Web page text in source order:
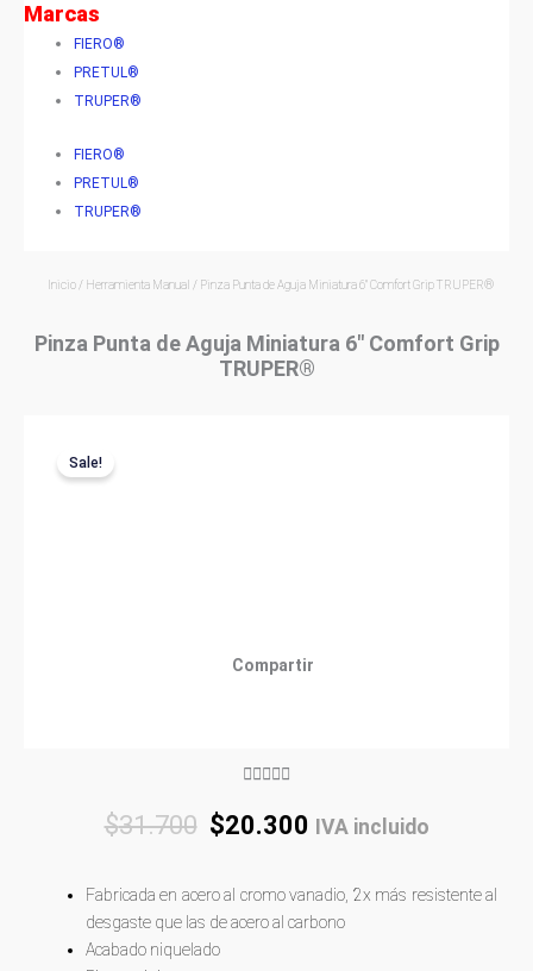
Marcas
FIERO®
PRETUL®
TRUPER®
FIERO®
PRETUL®
TRUPER®
Inicio / Herramienta Manual / Pinza Punta de Aguja Miniatura 6″ Comfort Grip TRUPER®
Pinza Punta de Aguja Miniatura 6″ Comfort Grip
TRUPER®
Sale!
Compartir

out
$31.700 Original
$31.700.
$20.300Current
$20.300.
IVA incluido
Fabricada en acero al cromo vanadio, 2x más resistente al
desgaste que las de acero al carbono
Acabado niquelado